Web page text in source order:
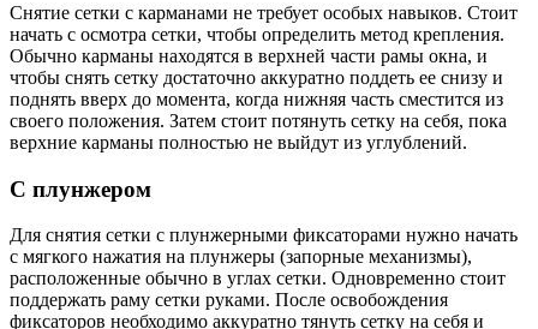
Снятие сетки с карманами не требует особых навыков. Стоит
начать с осмотра сетки, чтобы определить метод крепления.
Обычно карманы находятся в верхней части рамы окна, и
чтобы снять сетку достаточно аккуратно поддеть ее снизу и
поднять вверх до момента, когда нижняя часть сместится из
своего положения. Затем стоит потянуть сетку на себя, пока
верхние карманы полностью не выйдут из углублений.
С плунжером
Для снятия сетки с плунжерными фиксаторами нужно начать
с мягкого нажатия на плунжеры (запорные механизмы),
расположенные обычно в углах сетки. Одновременно стоит
поддержать раму сетки руками. После освобождения
фиксаторов необходимо аккуратно тянуть сетку на себя и